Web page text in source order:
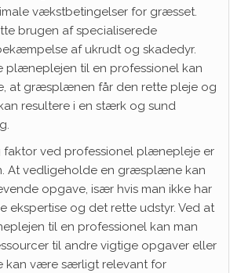
vækstbetingelser for græsset.
brugen af specialiserede
af ukrudt og skadedyr.
plæneplejen til en professionel kan
at græsplænen får den rette pleje og
resultere i en stærk og sund
faktor ved professionel plænepleje er
At vedligeholde en græsplæne kan
opgave, især hvis man ikke har
ekspertise og det rette udstyr. Ved at
til en professionel kan man
til andre vigtige opgaver eller
kan være særligt relevant for